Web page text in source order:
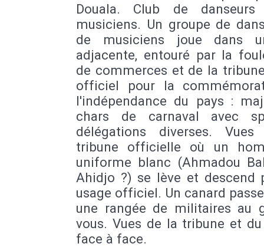
Douala. Club de
musiciens. Un groupe de
de musiciens joue dans
adjacente, entouré par la
de commerces et de la
officiel pour la
l'indépendance du pays :
chars de carnaval avec
délégations diverses.
tribune officielle où un
uniforme blanc (Ahmadou
Ahidjo ?) se lève et descend
usage officiel. Un canard
une rangée de militaires au
vous. Vues de la tribune et
face à face.